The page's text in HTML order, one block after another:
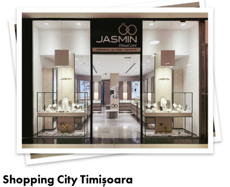
Shopping City Timișoara